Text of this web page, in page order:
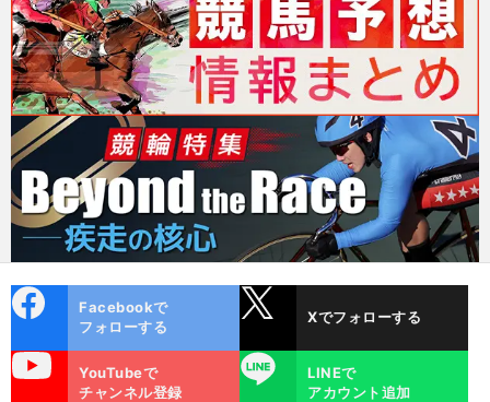
ok
Facebookで
フォローする
Xでフォローする
YouTubeで
チャンネル登録
LINE
LINEで
アカウント追加